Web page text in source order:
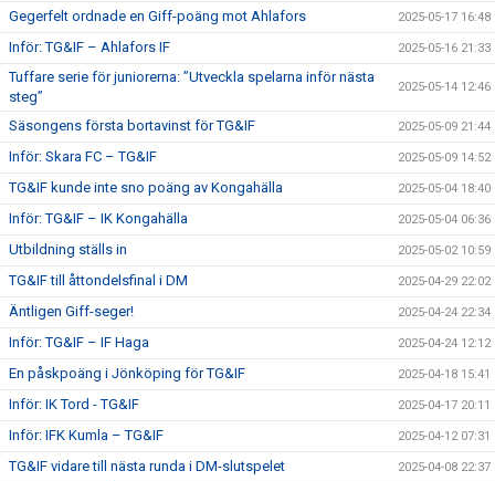
Gegerfelt ordnade en Giff-poäng mot Ahlafors 2025-05-17 16:48
Inför: TG&IF – Ahlafors IF 2025-05-16 21:33
Tuffare serie för juniorerna: ”Utveckla spelarna inför nästa
steg”
2025-05-14 12:46
Säsongens första bortavinst för TG&IF 2025-05-09 21:44
Inför: Skara FC – TG&IF 2025-05-09 14:52
TG&IF kunde inte sno poäng av Kongahälla 2025-05-04 18:40
Inför: TG&IF – IK Kongahälla 2025-05-04 06:36
Utbildning ställs in 2025-05-02 10:59
TG&IF till åttondelsfinal i DM 2025-04-29 22:02
Äntligen Giff-seger! 2025-04-24 22:34
Inför: TG&IF – IF Haga 2025-04-24 12:12
En påskpoäng i Jönköping för TG&IF 2025-04-18 15:41
Inför: IK Tord - TG&IF 2025-04-17 20:11
Inför: IFK Kumla – TG&IF 2025-04-12 07:31
TG&IF vidare till nästa runda i DM-slutspelet 2025-04-08 22:37